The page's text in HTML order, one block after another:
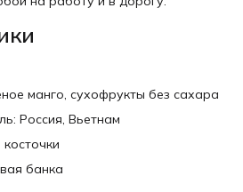
манго, сухофрукты без сахара
Россия, Вьетнам
банка